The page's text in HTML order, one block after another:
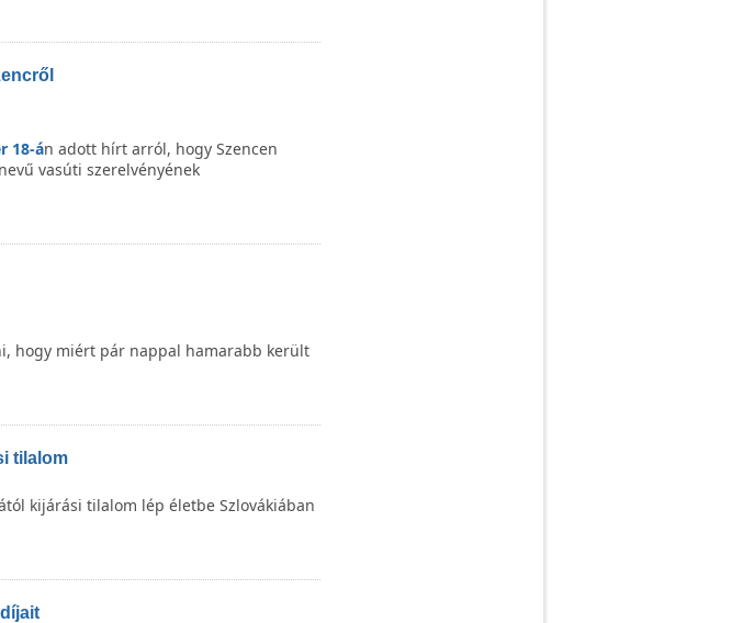
18-án adott hírt arról, hogy Szencen
vasúti szerelvényének
hogy miért pár nappal hamarabb került
tilalom
kijárási tilalom lép életbe Szlovákiában